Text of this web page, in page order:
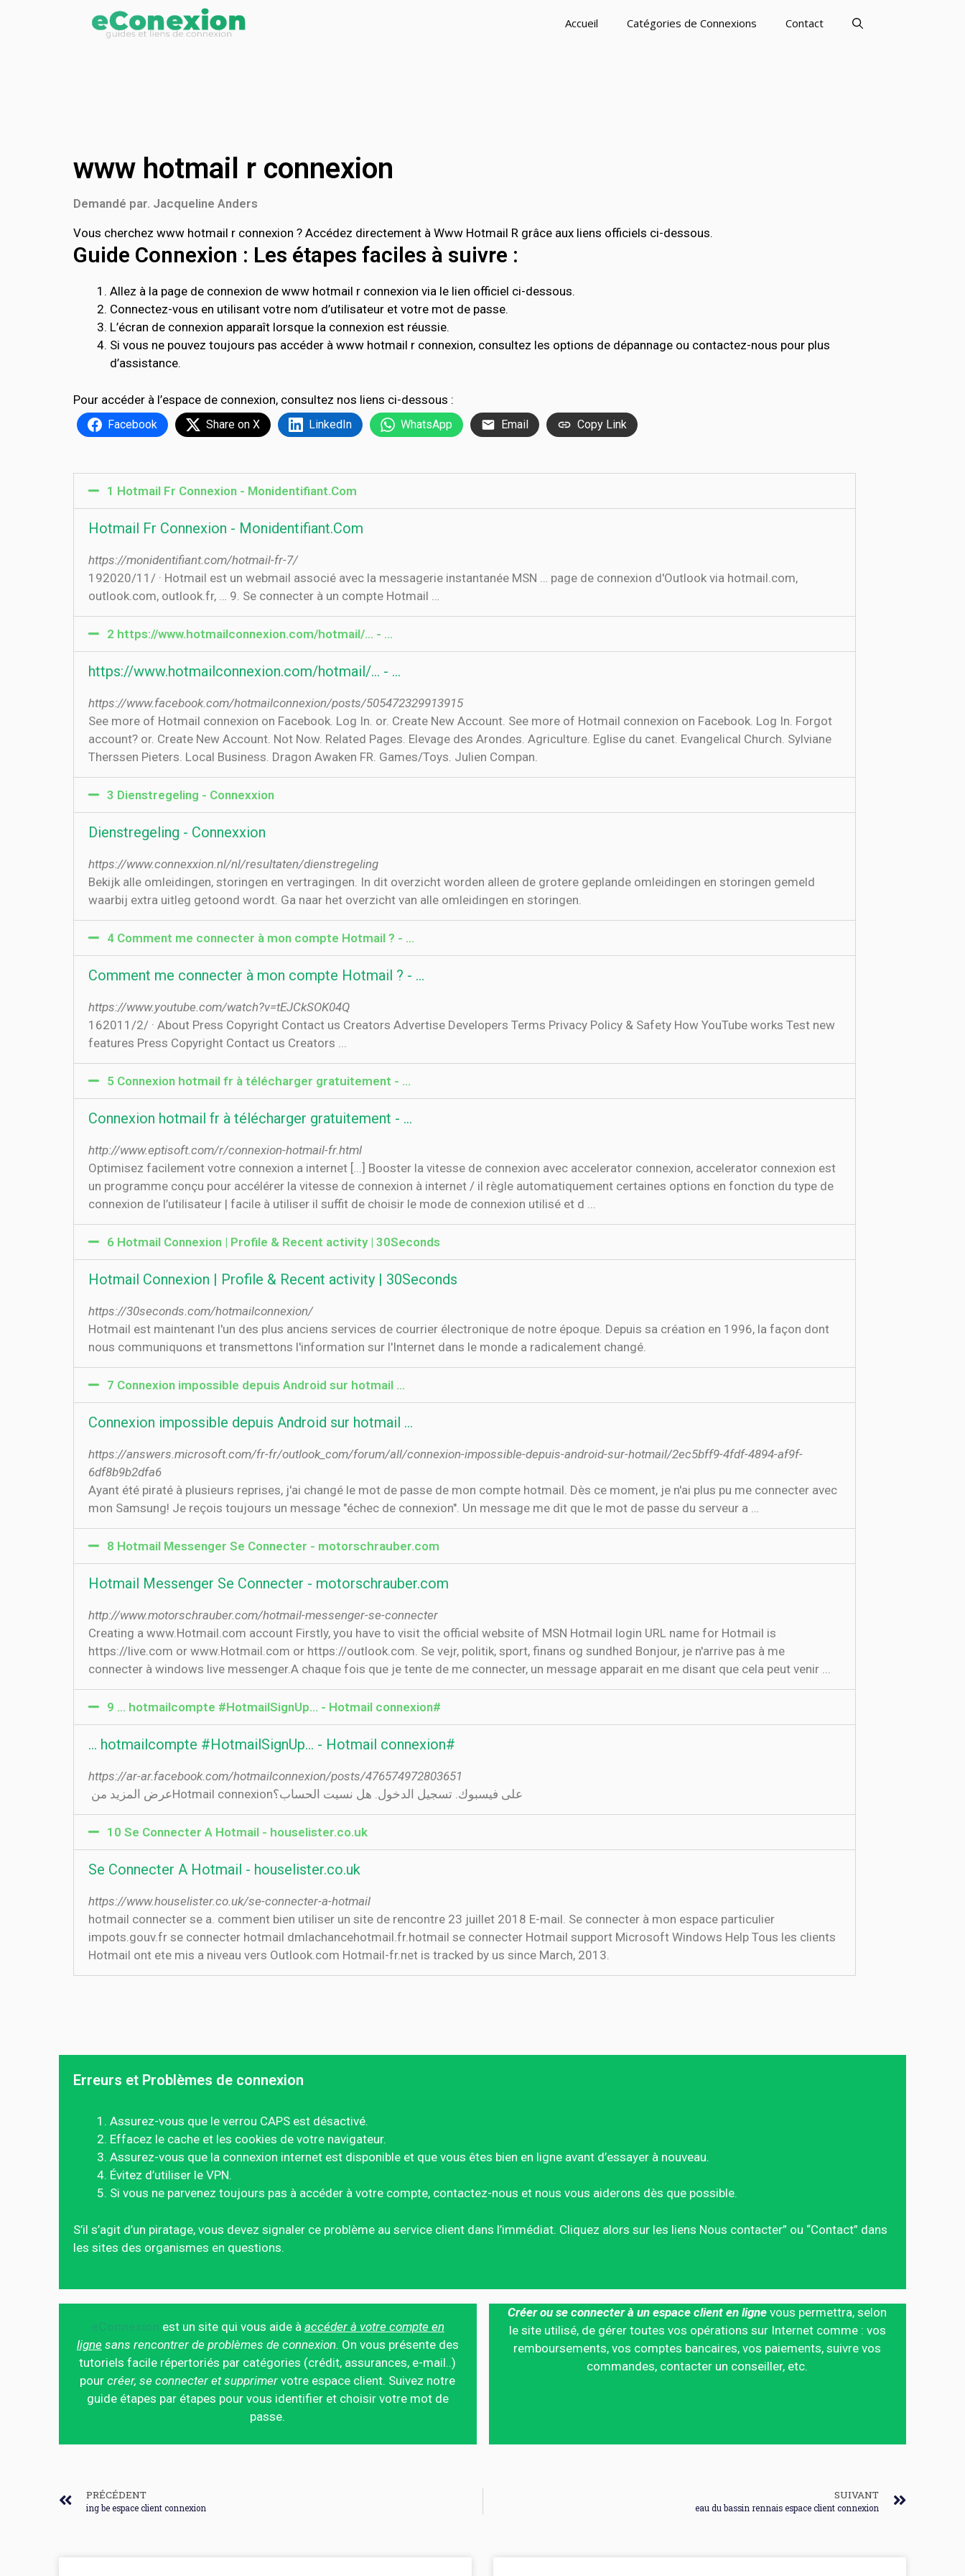
Accueil Catégories de Connexions Contact
www hotmail r connexion
Demandé par. Jacqueline Anders
Vous cherchez www hotmail r connexion ? Accédez directement à Www Hotmail R grâce aux liens officiels ci-dessous.
Guide Connexion : Les étapes faciles à suivre :
Allez à la page de connexion de www hotmail r connexion via le lien officiel ci-dessous.
Connectez-vous en utilisant votre nom d’utilisateur et votre mot de passe.
L’écran de connexion apparaît lorsque la connexion est réussie.
Si vous ne pouvez toujours pas accéder à www hotmail r connexion, consultez les options de dépannage ou contactez-nous pour plus
d’assistance.
Pour accéder à l’espace de connexion, consultez nos liens ci-dessous :
Facebook Share on X LinkedIn WhatsApp Email Copy Link
1 Hotmail Fr Connexion - Monidentifiant.Com
Hotmail Fr Connexion - Monidentifiant.Com
https://monidentifiant.com/hotmail-fr-7/
19‏‏/11‏‏/2020 · Hotmail est un webmail associé avec la messagerie instantanée MSN … page de connexion d'Outlook via hotmail.com,
outlook.com, outlook.fr, … 9. Se connecter à un compte Hotmail …
2 https://www.hotmailconnexion.com/hotmail/... - …
https://www.hotmailconnexion.com/hotmail/... - …
https://www.facebook.com/hotmailconnexion/posts/505472329913915
See more of Hotmail connexion on Facebook. Log In. or. Create New Account. See more of Hotmail connexion on Facebook. Log In. Forgot
account? or. Create New Account. Not Now. Related Pages. Elevage des Arondes. Agriculture. Eglise du canet. Evangelical Church. Sylviane
Therssen Pieters. Local Business. Dragon Awaken FR. Games/Toys. Julien Compan.
3 Dienstregeling - Connexxion
Dienstregeling - Connexxion
https://www.connexxion.nl/nl/resultaten/dienstregeling
Bekijk alle omleidingen, storingen en vertragingen. In dit overzicht worden alleen de grotere geplande omleidingen en storingen gemeld
waarbij extra uitleg getoond wordt. Ga naar het overzicht van alle omleidingen en storingen.
4 Comment me connecter à mon compte Hotmail ? - …
Comment me connecter à mon compte Hotmail ? - …
https://www.youtube.com/watch?v=tEJCkSOK04Q
16‏‏/2‏‏/2011 · About Press Copyright Contact us Creators Advertise Developers Terms Privacy Policy & Safety How YouTube works Test new
features Press Copyright Contact us Creators ...
5 Connexion hotmail fr à télécharger gratuitement - …
Connexion hotmail fr à télécharger gratuitement - …
http://www.eptisoft.com/r/connexion-hotmail-fr.html
Optimisez facilement votre connexion a internet [...] Booster la vitesse de connexion avec accelerator connexion, accelerator connexion est
un programme conçu pour accélérer la vitesse de connexion à internet / il règle automatiquement certaines options en fonction du type de
connexion de l’utilisateur | facile à utiliser il suffit de choisir le mode de connexion utilisé et d ...
6 Hotmail Connexion | Profile & Recent activity | 30Seconds
Hotmail Connexion | Profile & Recent activity | 30Seconds
https://30seconds.com/hotmailconnexion/
Hotmail est maintenant l'un des plus anciens services de courrier électronique de notre époque. Depuis sa création en 1996, la façon dont
nous communiquons et transmettons l'information sur l'Internet dans le monde a radicalement changé.
7 Connexion impossible depuis Android sur hotmail ...
Connexion impossible depuis Android sur hotmail ...
https://answers.microsoft.com/fr-fr/outlook_com/forum/all/connexion-impossible-depuis-android-sur-hotmail/2ec5bff9-4fdf-4894-af9f-
6df8b9b2dfa6
Ayant été piraté à plusieurs reprises, j'ai changé le mot de passe de mon compte hotmail. Dès ce moment, je n'ai plus pu me connecter avec
mon Samsung! Je reçois toujours un message "échec de connexion". Un message me dit que le mot de passe du serveur a …
8 Hotmail Messenger Se Connecter - motorschrauber.com
Hotmail Messenger Se Connecter - motorschrauber.com
http://www.motorschrauber.com/hotmail-messenger-se-connecter
Creating a www.Hotmail.com account Firstly, you have to visit the official website of MSN Hotmail login URL name for Hotmail is
https://live.com or www.Hotmail.com or https://outlook.com. Se vejr, politik, sport, finans og sundhed Bonjour, je n'arrive pas à me
connecter à windows live messenger.A chaque fois que je tente de me connecter, un message apparait en me disant que cela peut venir ...
9 ‫#hotmailcompte #HotmailSignUp... - Hotmail connexion ...
‫#hotmailcompte #HotmailSignUp... - Hotmail connexion ...
https://ar-ar.facebook.com/hotmailconnexion/posts/476574972803651
عرض المزيد من ‏‎Hotmail connexion‎‏ على فيسبوك. تسجيل الدخول. هل نسيت الحساب؟
10 Se Connecter A Hotmail - houselister.co.uk
Se Connecter A Hotmail - houselister.co.uk
https://www.houselister.co.uk/se-connecter-a-hotmail
hotmail connecter se a. comment bien utiliser un site de rencontre 23 juillet 2018 E-mail. Se connecter à mon espace particulier
impots.gouv.fr se connecter hotmail dmlachancehotmail.fr.hotmail se connecter Hotmail support Microsoft Windows Help Tous les clients
Hotmail ont ete mis a niveau vers Outlook.com Hotmail-fr.net is tracked by us since March, 2013.
Erreurs et Problèmes de connexion
Assurez-vous que le verrou CAPS est désactivé.
Effacez le cache et les cookies de votre navigateur.
Assurez-vous que la connexion internet est disponible et que vous êtes bien en ligne avant d’essayer à nouveau.
Évitez d’utiliser le VPN.
Si vous ne parvenez toujours pas à accéder à votre compte, contactez-nous et nous vous aiderons dès que possible.
S’il s’agit d’un piratage, vous devez signaler ce problème au service client dans l’immédiat. Cliquez alors sur les liens Nous contacter” ou “Contact” dans
les sites des organismes en questions.
est un site qui vous aide à accéder à votre compte en
ligne sans rencontrer de problèmes de connexion. On vous présente des
tutoriels facile répertoriés par catégories (crédit, assurances, e-mail..)
pourcréer, se connecter et supprimer votre espace client. Suivez notre
guide étapes par étapes pour vous identifier et choisir votre mot de
passe.
Créer ou se connecter à un espace client en ligne vous permettra, selon
le site utilisé, de gérer toutes vos opérations sur Internet comme : vos
remboursements, vos comptes bancaires, vos paiements, suivre vos
commandes, contacter un conseiller, etc.
PRÉCÉDENT
ing be espace client connexion
SUIVANT
eau du bassin rennais espace client connexion